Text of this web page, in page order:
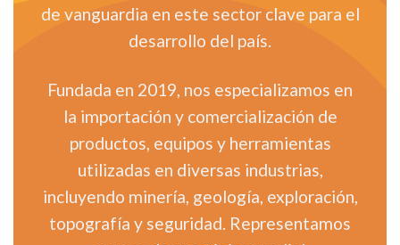
de vanguardia en este sector clave para el
desarrollo del país.
Fundada en 2019, nos especializamos en
la importación y comercialización de
productos, equipos y herramientas
utilizadas en diversas industrias,
incluyendo minería, geología, exploración,
topografía y seguridad. Representamos